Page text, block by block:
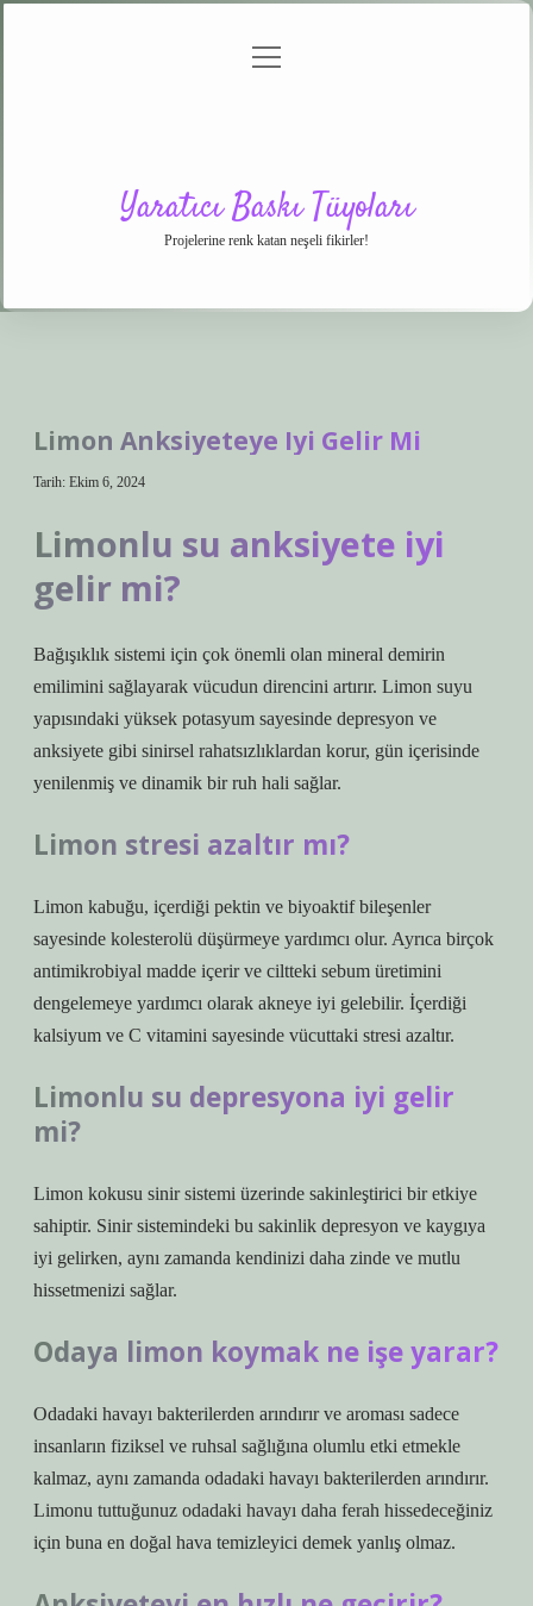
menüyü
Yaratıcı Baskı Tüyoları
Projelerine renk katan neşeli fikirler!
Limon Anksiyeteye Iyi Gelir Mi
Tarih: Ekim 6, 2024
Limonlu su anksiyete iyi
gelir mi?
Bağışıklık sistemi için çok önemli olan mineral demirin
emilimini sağlayarak vücudun direncini artırır. Limon suyu
yapısındaki yüksek potasyum sayesinde depresyon ve
anksiyete gibi sinirsel rahatsızlıklardan korur, gün içerisinde
yenilenmiş ve dinamik bir ruh hali sağlar.
Limon stresi azaltır mı?
Limon kabuğu, içerdiği pektin ve biyoaktif bileşenler
sayesinde kolesterolü düşürmeye yardımcı olur. Ayrıca birçok
antimikrobiyal madde içerir ve ciltteki sebum üretimini
dengelemeye yardımcı olarak akneye iyi gelebilir. İçerdiği
kalsiyum ve C vitamini sayesinde vücuttaki stresi azaltır.
Limonlu su depresyona iyi gelir
mi?
Limon kokusu sinir sistemi üzerinde sakinleştirici bir etkiye
sahiptir. Sinir sistemindeki bu sakinlik depresyon ve kaygıya
iyi gelirken, aynı zamanda kendinizi daha zinde ve mutlu
hissetmenizi sağlar.
Odaya limon koymak ne işe yarar?
Odadaki havayı bakterilerden arındırır ve aroması sadece
insanların fiziksel ve ruhsal sağlığına olumlu etki etmekle
kalmaz, aynı zamanda odadaki havayı bakterilerden arındırır.
Limonu tuttuğunuz odadaki havayı daha ferah hissedeceğiniz
için buna en doğal hava temizleyici demek yanlış olmaz.